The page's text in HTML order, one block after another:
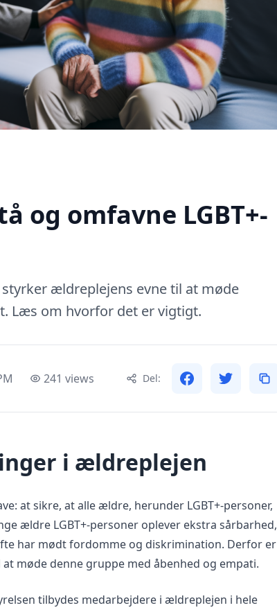
og omfavne LGBT+-
ældreplejens evne til at møde
Læs om hvorfor det er vigtigt.
241 views Del:
i ældreplejen
at sikre, at alle ældre, herunder LGBT+-personer,
ældre LGBT+-personer oplever ekstra sårbarhed,
har mødt fordomme og diskrimination. Derfor er
møde denne gruppe med åbenhed og empati.
tilbydes medarbejdere i ældreplejen i hele